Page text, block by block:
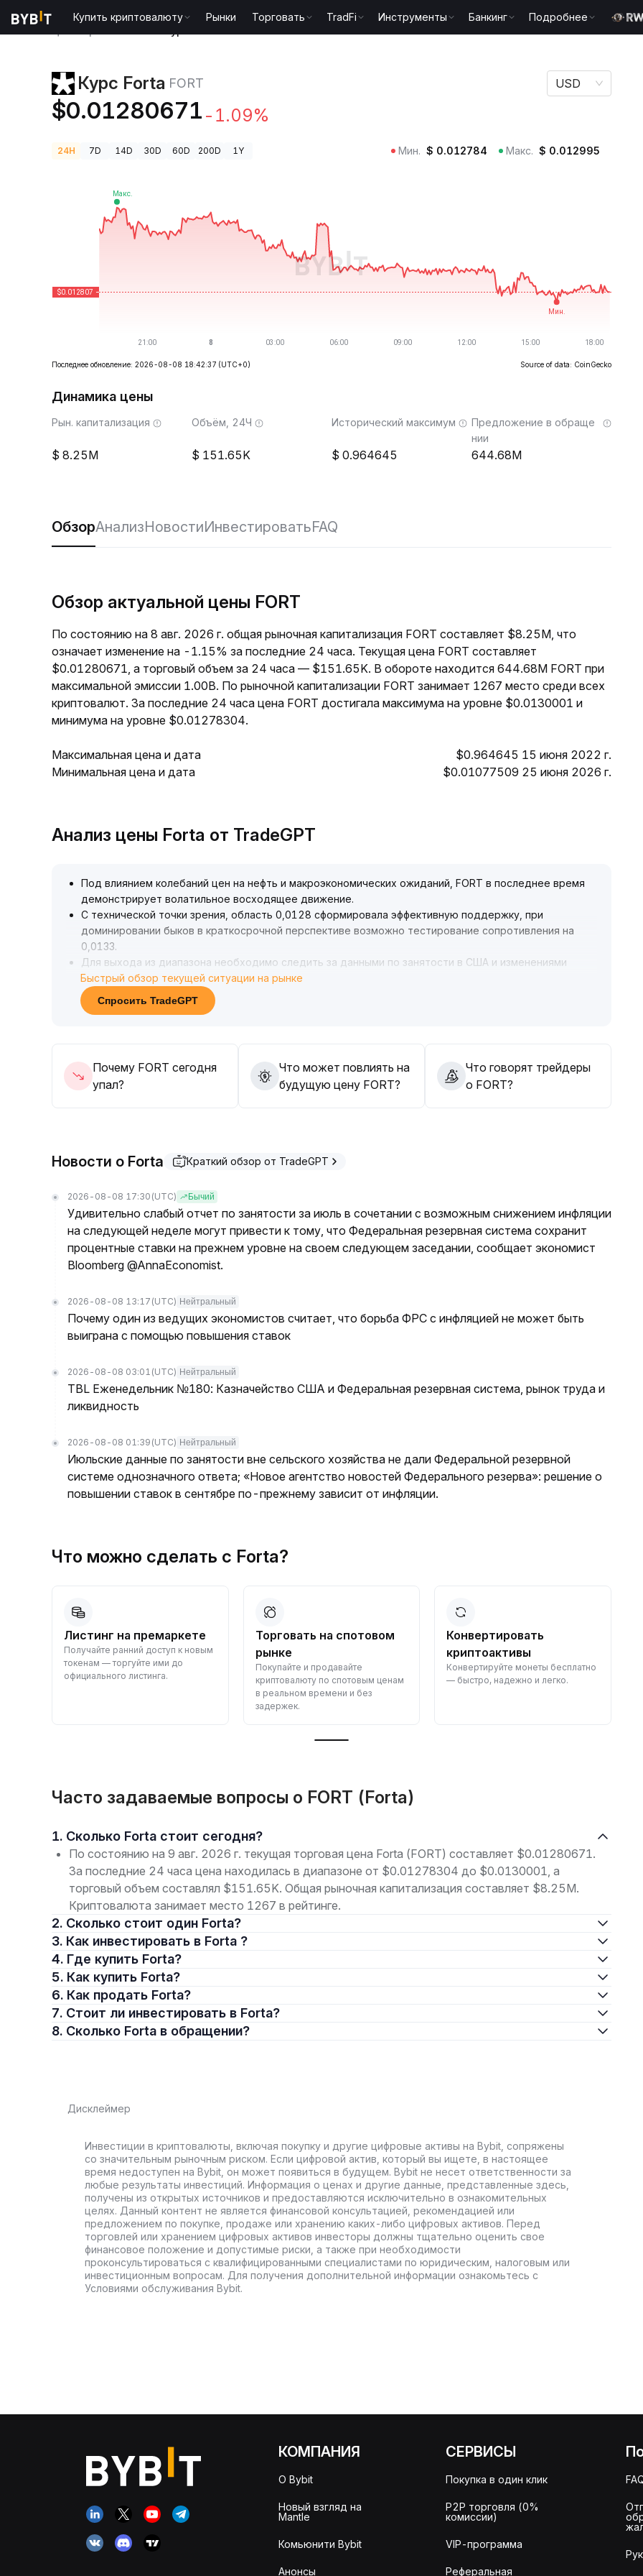
Купить криптовалюту Рынки Торговать TradFi Инструменты Банкинг Подробнее
Курс Forta FORT
$0.01280671 -1.09%
USD
24H 7D 14D 30D 60D 200D 1Y Мин. $ 0.012784 Макс. $ 0.012995
Последнее обновление: 2026-08-08 18:42:37 (UTC+0) Source of data: CoinGecko
Динамика цены
Рын. капитализация
8.25M
Объём, 24Ч
151.65K
Исторический максимум
0.964645
Предложение в обраще
нии
644.68M
ОбзорАнализНовостиИнвестироватьFAQ
Обзор актуальной цены FORT
По состоянию на 8 авг. 2026 г. общая рыночная капитализация FORT составляет $8.25M, что
означает изменение на -1.15% за последние 24 часа. Текущая цена FORT составляет
$0.01280671, а торговый объем за 24 часа — $151.65K. В обороте находится 644.68M FORT при
максимальной эмиссии 1.00B. По рыночной капитализации FORT занимает 1267 место среди всех
криптовалют. За последние 24 часа цена FORT достигала максимума на уровне $0.0130001 и
минимума на уровне $0.01278304.
Максимальная цена и дата
$0.964645 15 июня 2022 г.
Минимальная цена и дата
$0.01077509 25 июня 2026 г.
Анализ цены Forta от TradeGPT
Под влиянием колебаний цен на нефть и макроэкономических ожиданий, FORT в последнее время
демонстрирует волатильное восходящее движение.
С технической точки зрения, область 0,0128 сформировала эффективную поддержку, при
доминировании быков в краткосрочной перспективе возможно тестирование сопротивления на
0,0133.
Для выхода из диапазона необходимо следить за данными по занятости в США и изменениями
ситуации на Ближнем Востоке.
В качестве стратегии рекомендуется торговать в диапазоне 0,0128—0,0133, продавая на
повышениях и покупая на понижениях, строго контролировать риски и внимательно отслеживать
Быстрый обзор текущей ситуации на рынке
Спросить TradeGPT
Почему FORT сегодня
упал?
Что может повлиять на
будущую цену FORT?
Что говорят трейдеры
о FORT?
Новости о Forta Краткий обзор от TradeGPT
2026-08-08 17:30 (UTC) Бычий
Удивительно слабый отчет по занятости за июль в сочетании с возможным снижением инфляции
на следующей неделе могут привести к тому, что Федеральная резервная система сохранит
процентные ставки на прежнем уровне на своем следующем заседании, сообщает экономист
Bloomberg @AnnaEconomist.
2026-08-08 13:17 (UTC) Нейтральный
Почему один из ведущих экономистов считает, что борьба ФРС с инфляцией не может быть
выиграна с помощью повышения ставок
2026-08-08 03:01 (UTC) Нейтральный
TBL Еженедельник №180: Казначейство США и Федеральная резервная система, рынок труда и
ликвидность
2026-08-08 01:39 (UTC) Нейтральный
Июльские данные по занятости вне сельского хозяйства не дали Федеральной резервной
системе однозначного ответа; «Новое агентство новостей Федерального резерва»: решение о
повышении ставок в сентябре по-прежнему зависит от инфляции.
Что можно сделать с Forta?
Листинг на премаркете
Получайте ранний доступ к новым
токенам — торгуйте ими до
официального листинга.
Торговать на спотовом
рынке
Покупайте и продавайте
криптовалюту по спотовым ценам
в реальном времени и без
задержек.
Конвертировать
криптоактивы
Конвертируйте монеты бесплатно
— быстро, надежно и легко.
Часто задаваемые вопросы о FORT (Forta)
1. Сколько Forta стоит сегодня?
По состоянию на 9 авг. 2026 г. текущая торговая цена Forta (FORT) составляет $0.01280671.
За последние 24 часа цена находилась в диапазоне от $0.01278304 до $0.0130001, а
торговый объем составлял $151.65K. Общая рыночная капитализация составляет $8.25M.
Криптовалюта занимает место 1267 в рейтинге.
2. Сколько стоит один Forta?
3. Как инвестировать в Forta ?
4. Где купить Forta?
5. Как купить Forta?
6. Как продать Forta?
7. Стоит ли инвестировать в Forta?
8. Сколько Forta в обращении?
Дисклеймер
Инвестиции в криптовалюты, включая покупку и другие цифровые активы на Bybit, сопряжены
со значительным рыночным риском. Если цифровой актив, который вы ищете, в настоящее
время недоступен на Bybit, он может появиться в будущем. Bybit не несет ответственности за
любые результаты инвестиций. Информация о ценах и другие данные, представленные здесь,
получены из открытых источников и предоставляются исключительно в ознакомительных
целях. Данный контент не является финансовой консультацией, рекомендацией или
предложением по покупке, продаже или хранению каких-либо цифровых активов. Перед
торговлей или хранением цифровых активов инвесторы должны тщательно оценить свое
финансовое положение и допустимые риски, а также при необходимости
проконсультироваться с квалифицированными специалистами по юридическим, налоговым или
инвестиционным вопросам. Для получения дополнительной информации ознакомьтесь с
Условиями обслуживания Bybit.
КОМПАНИЯ
О Bybit
Новый взгляд на
Mantle
Комьюнити Bybit
Анонсы
СЕРВИСЫ
Покупка в один клик
P2P торговля (0%
комиссии)
VIP-программа
Реферальная